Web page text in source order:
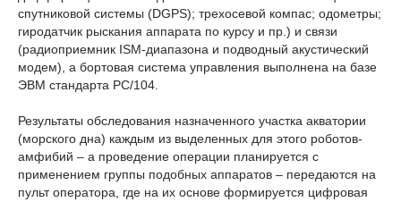
спутниковой системы (DGPS); трехосевой компас; одометры;
гиродатчик рыскания аппарата по курсу и пр.) и связи
(радиоприемник ISM-диапазона и подводный акустический
модем), а бортовая система управления выполнена на базе
ЭВМ стандарта РС/104.
Результаты обследования назначенного участка акватории
(морского дна) каждым из выделенных для этого роботов-
амфибий – а проведение операции планируется с
применением группы подобных аппаратов – передаются на
пульт оператора, где на их основе формируется цифровая